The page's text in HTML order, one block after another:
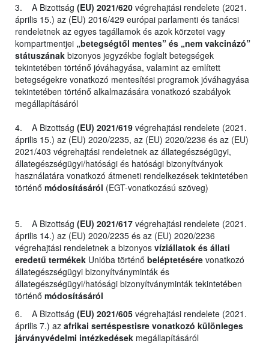
3. A Bizottság (EU) 2021/620 végrehajtási rendelete (2021.
április 15.) az (EU) 2016/429 európai parlamenti és tanácsi
rendeletnek az egyes tagállamok és azok körzetei vagy
kompartmentjei „betegségtől mentes” és „nem vakcinázó”
státuszának bizonyos jegyzékbe foglalt betegségek
tekintetében történő jóváhagyása, valamint az említett
betegségekre vonatkozó mentesítési programok jóváhagyása
tekintetében történő alkalmazására vonatkozó szabályok
megállapításáról
4. A Bizottság (EU) 2021/619 végrehajtási rendelete (2021.
április 15.) az (EU) 2020/2235, az (EU) 2020/2236 és az (EU)
2021/403 végrehajtási rendeletnek az állategészségügyi,
állategészségügyi/hatósági és hatósági bizonyítványok
használatára vonatkozó átmeneti rendelkezések tekintetében
történő módosításáról (EGT-vonatkozású szöveg)
5. A Bizottság (EU) 2021/617 végrehajtási rendelete (2021.
április 14.) az (EU) 2020/2235 és az (EU) 2020/2236
végrehajtási rendeletnek a bizonyos víziállatok és állati
eredetű termékek Unióba történő beléptetésére vonatkozó
állategészségügyi bizonyítványminták és
állategészségügyi/hatósági bizonyítványminták tekintetében
történő módosításáról
6. A Bizottság (EU) 2021/605 végrehajtási rendelete (2021.
április 7.) az afrikai sertéspestisre vonatkozó különleges
járványvédelmi intézkedések megállapításáról